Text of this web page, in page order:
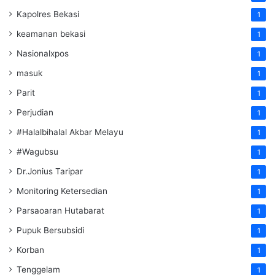
Kapolres Bekasi 1
keamanan bekasi 1
Nasionalxpos 1
masuk 1
Parit 1
Perjudian 1
#Halalbihalal Akbar Melayu 1
#Wagubsu 1
Dr.Jonius Taripar 1
Monitoring Ketersedian 1
Parsaoaran Hutabarat 1
Pupuk Bersubsidi 1
Korban 1
Tenggelam 1